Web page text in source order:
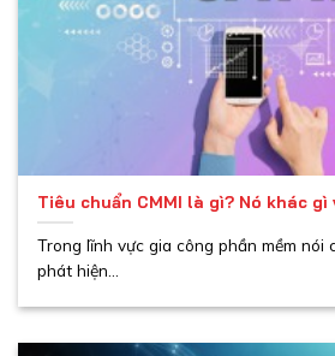
Tiêu chuẩn CMMI là gì? Nó khác gì
Trong lĩnh vực gia công phần mềm nói
phát hiện...